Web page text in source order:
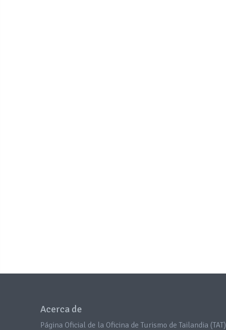
Acerca de
Página Oficial de la Oficina de Turismo de Tailandia (TAT)